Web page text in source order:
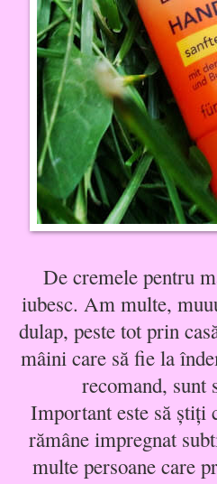
De cremele pentru
iubesc. Am multe,
dulap, peste tot prin
mâini care să fie la
recomand, sunt
Important este să ştiţi
rămâne impregnat
multe persoane care